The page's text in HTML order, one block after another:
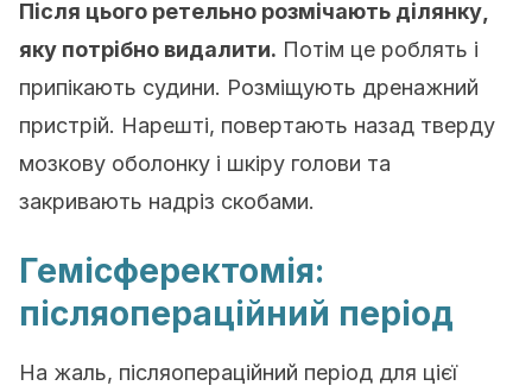
Після цього ретельно розмічають ділянку,
яку потрібно видалити. Потім це роблять і
припікають судини. Розміщують дренажний
пристрій. Нарешті, повертають назад тверду
мозкову оболонку і шкіру голови та
закривають надріз скобами.
Гемісферектомія:
післяопераційний період
На жаль, післяопераційний період для цієї